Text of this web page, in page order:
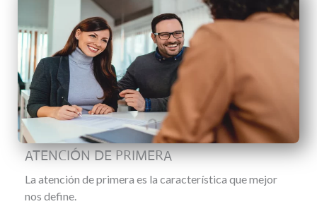
ATENCIÓN DE PRIMERA
La atención de primera es la característica que mejor
nos define.